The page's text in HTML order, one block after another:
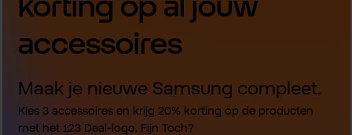
accessoires
Maak je nieuwe Samsung compleet.
Kies 3 accessoires en krijg 20% korting op de producten
met het 123 Deal-logo. Fijn Toch?